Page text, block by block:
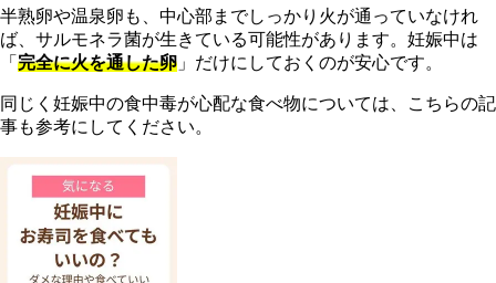
半熟卵や温泉卵も、中心部までしっかり火が通っていなけれ
ば、サルモネラ菌が生きている可能性があります。妊娠中は
「 完全に火を通した卵 」だけにしておくのが安心です。
同じく妊娠中の食中毒が心配な食べ物については、こちらの記
事も参考にしてください。